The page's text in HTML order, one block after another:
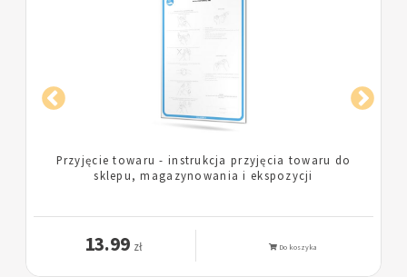
Sala sprzedaży - instrukcja mycia i dezynfekcji sali
sprzedaży
13.99 zł Do koszyka